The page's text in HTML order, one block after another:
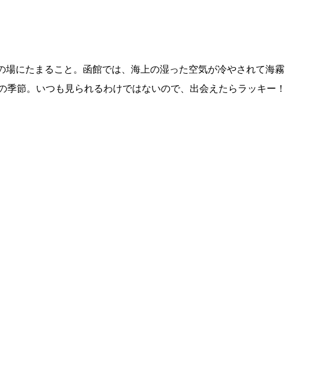
にたまること。函館では、海上の湿った空気が冷やされて海霧
節。いつも見られるわけではないので、出会えたらラッキー！